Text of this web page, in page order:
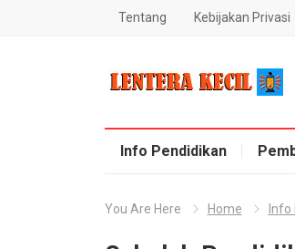
Tentang Kebijakan Privasi
Blog Lentera Kecil
Info Pendidikan
You Are Here Home